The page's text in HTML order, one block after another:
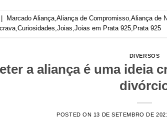
Marcado Aliança,Aliança de Compromisso,Aliança de
,Curiosidades,Joias,Joias em Prata 925, Prata 925
DIVERSOS
a aliança é uma ideia
POSTED ON 13 DE SETEMBRO DE 2021